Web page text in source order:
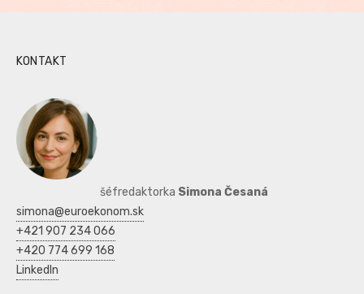
KONTAKT
šéfredaktorka Simona Česaná
simona@euroekonom.sk
+421 907 234 066
+420 774 699 168
LinkedIn